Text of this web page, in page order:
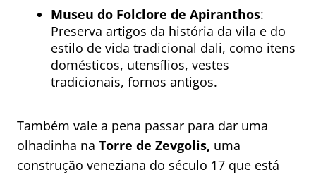
Museu do Folclore de Apiranthos:
Preserva artigos da história da vila e do
estilo de vida tradicional dali, como itens
domésticos, utensílios, vestes
tradicionais, fornos antigos.
Também vale a pena passar para dar uma
olhadinha na Torre de Zevgolis, uma
construção veneziana do século 17 que está